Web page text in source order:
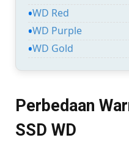
WD Red
WD Purple
WD Gold
Perbedaan
SSD WD